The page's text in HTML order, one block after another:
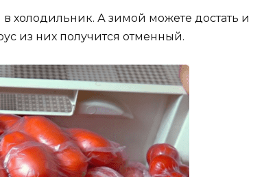
холодильник. А зимой можете достать и
из них получится отменный.